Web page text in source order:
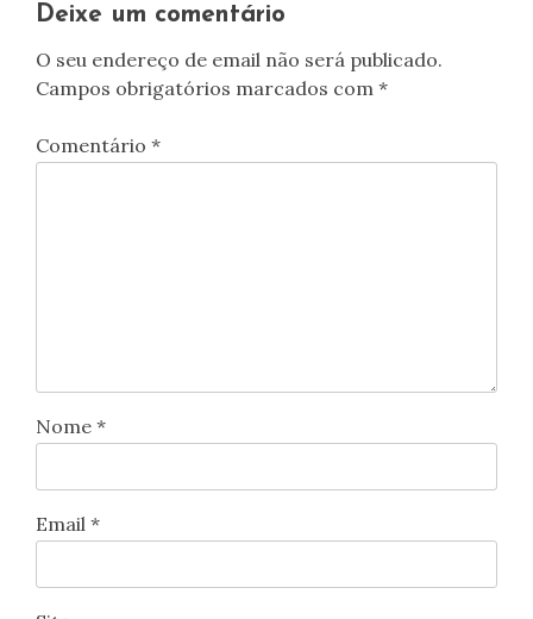
artigos
Deixe um comentário
O seu endereço de email não será publicado.
Campos obrigatórios marcados com *
Comentário *
Nome *
Email *